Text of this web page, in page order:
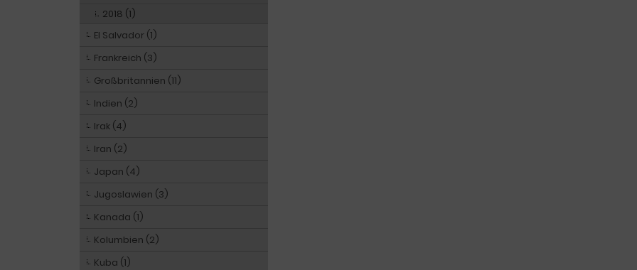
2018 (1)
El Salvador (1)
Frankreich (3)
Großbritannien (11)
Indien (2)
Irak (4)
Iran (2)
Japan (4)
Jugoslawien (3)
Kanada (1)
Kolumbien (2)
Kuba (1)